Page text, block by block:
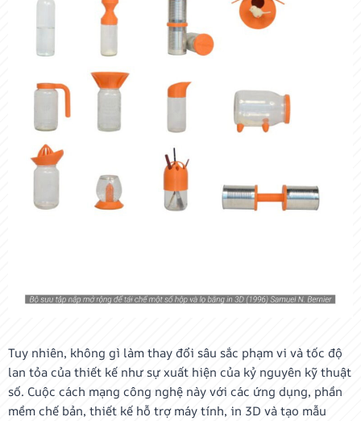
Tuy nhiên, không gì làm thay đổi sâu sắc phạm vi và tốc độ
lan tỏa của thiết kế như sự xuất hiện của kỷ nguyên kỹ thuật
số. Cuộc cách mạng công nghệ này với các ứng dụng, phần
mềm chế bản, thiết kế hỗ trợ máy tính, in 3D và tạo mẫu